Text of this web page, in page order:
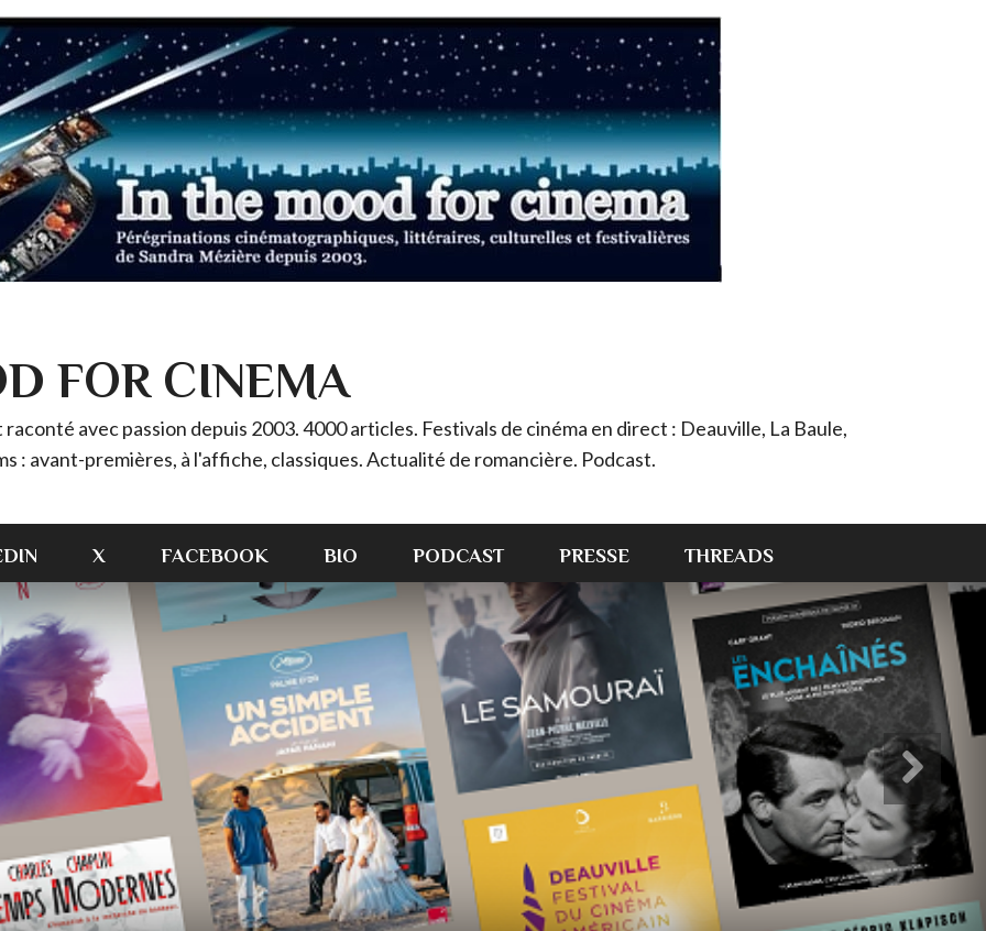
FOR CINEMA
avec passion depuis 2003. 4000 articles. Festivals de cinéma en direct : Deauville, La Baule,
: avant-premières, à l'affiche, classiques. Actualité de romancière. Podcast.
X FACEBOOK BIO PODCAST PRESSE THREADS